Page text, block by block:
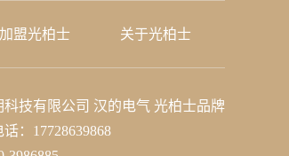
加盟光柏士 关于光柏士
技有限公司 汉的电气 光柏士品牌
：17728639868